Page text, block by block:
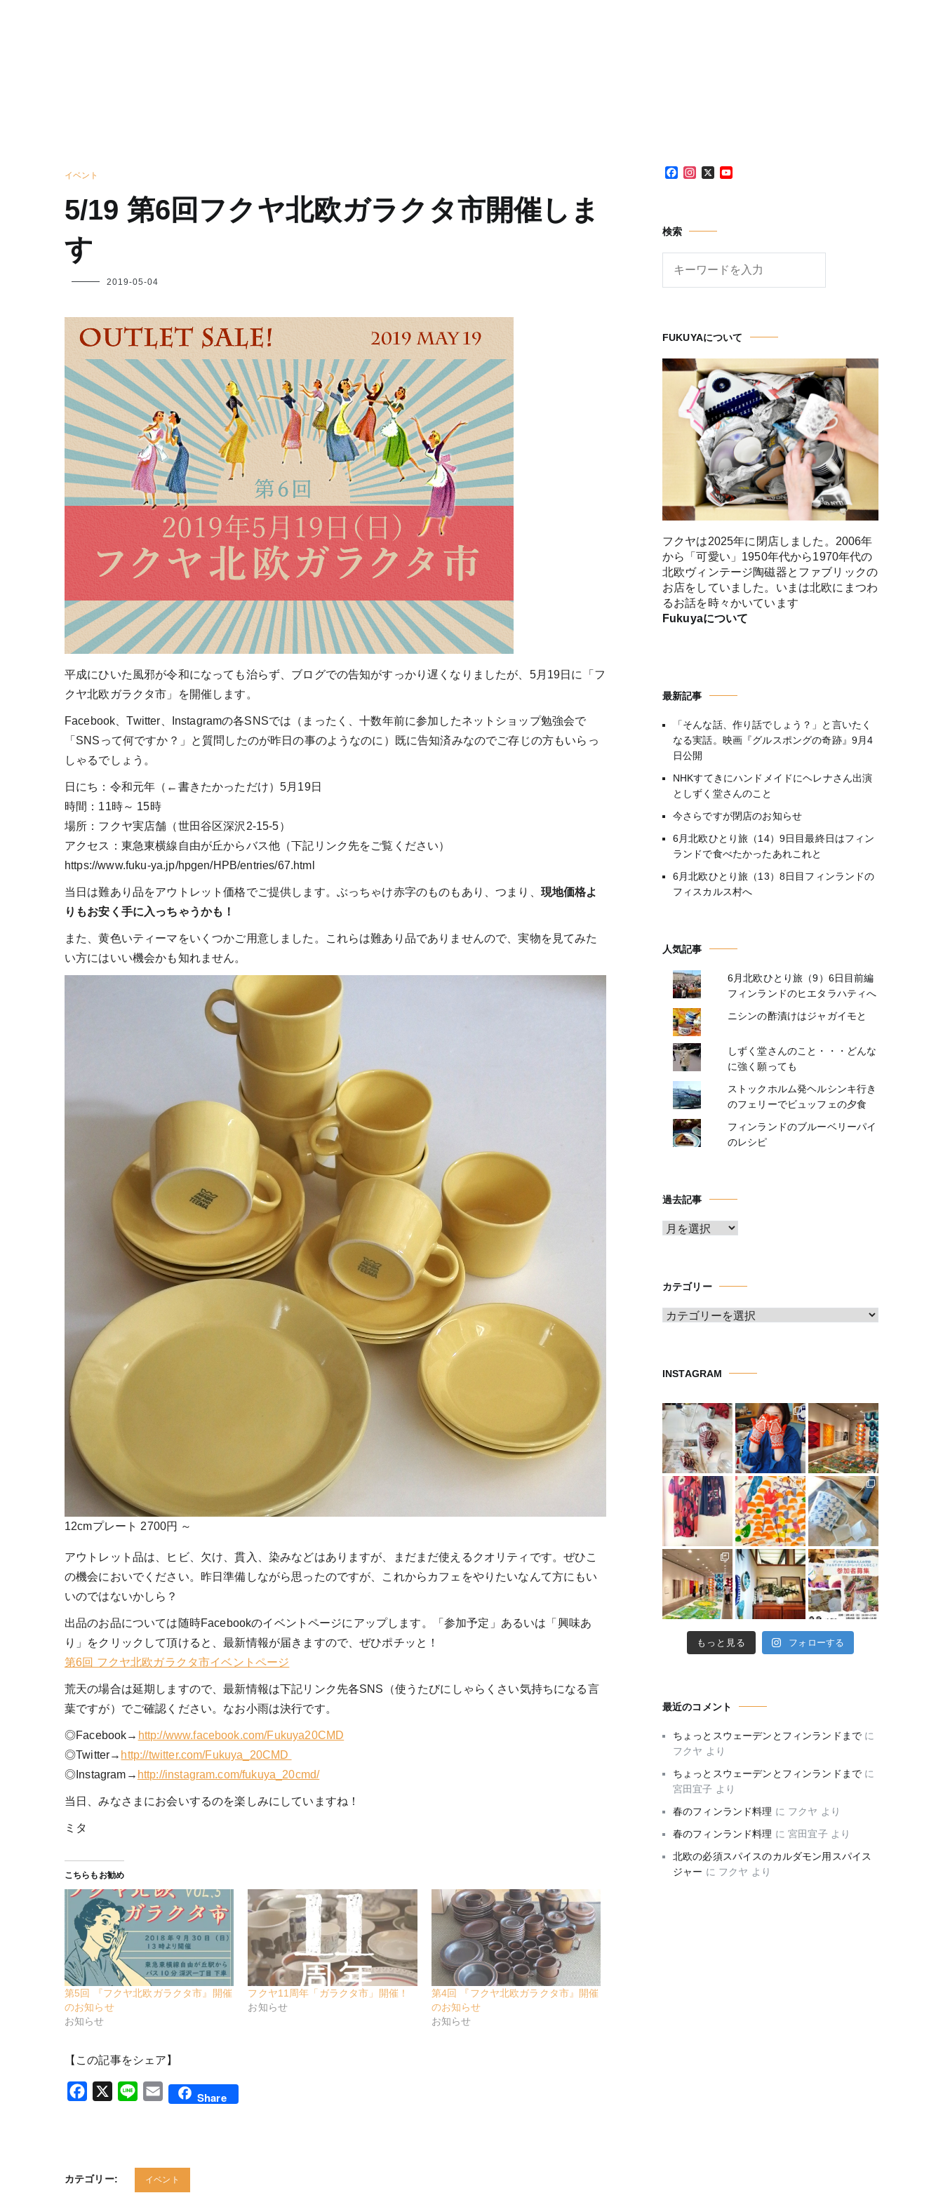
イベント
5/19 第6回フクヤ北欧ガラクタ市開催しま
す
フ
2019-05-04
平成にひいた風邪が令和になっても治らず、ブログでの告知がすっかり遅くなりましたが、5月19日に「フ
クヤ北欧ガラクタ市」を開催します。
Facebook、Twitter、Instagramの各SNSでは（まったく、十数年前に参加したネットショップ勉強会で
「SNSって何ですか？」と質問したのが昨日の事のようなのに）既に告知済みなのでご存じの方もいらっ
しゃるでしょう。
日にち：令和元年（←書きたかっただけ）5月19日
時間：11時～ 15時
場所：フクヤ実店舗（世田谷区深沢2-15-5）
アクセス：東急東横線自由が丘からバス他（下記リンク先をご覧ください）
https://www.fuku-ya.jp/hpgen/HPB/entries/67.html
当日は難あり品をアウトレット価格でご提供します。ぶっちゃけ赤字のものもあり、つまり、 現地価格よ
りもお安く手に入っちゃうかも！
また、黄色いティーマをいくつかご用意しました。これらは難あり品でありませんので、実物を見てみた
い方にはいい機会かも知れません。
12cmプレート 2700円 ～
アウトレット品は、ヒビ、欠け、貫入、染みなどはありますが、まだまだ使えるクオリティです。ぜひこ
の機会においでください。昨日準備しながら思ったのですが、これからカフェをやりたいなんて方にもい
いのではないかしら？
出品のお品については随時Facebookのイベントページにアップします。「参加予定」あるいは「興味あ
り」をクリックして頂けると、最新情報が届きますので、ぜひポチッと！
第6回 フクヤ北欧ガラクタ市イベントページ
荒天の場合は延期しますので、最新情報は下記リンク先各SNS（使うたびにしゃらくさい気持ちになる言
葉ですが）でご確認ください。なお小雨は決行です。
◎Facebook→ http://www.facebook.com/Fukuya20CMD
◎Twitter→ http://twitter.com/Fukuya_20CMD
◎Instagram→ http://instagram.com/fukuya_20cmd/
当日、みなさまにお会いするのを楽しみにしていますね！
ミタ
こちらもお勧め
第5回 『フクヤ北欧ガラクタ市』開催
のお知らせ
お知らせ
フクヤ11周年「ガラクタ市」開催！
お知らせ
第4回 『フクヤ北欧ガラクタ市』開催
のお知らせ
お知らせ
【この記事をシェア】
Facebook
X Line Email Share
カテゴリー: イベント
Facebook
Instagram
X
検索
FUKUYAについて
フクヤは2025年に閉店しました。2006年
から「可愛い」1950年代から1970年代の
北欧ヴィンテージ陶磁器とファブリックの
お店をしていました。いまは北欧にまつわ
るお話を時々かいています
Fukuyaについて
最新記事
「そんな話、作り話でしょう？」と言いたく
なる実話。映画『グルスポングの奇跡』9月4
日公開
NHKすてきにハンドメイドにヘレナさん出演
としずく堂さんのこと
今さらですが閉店のお知らせ
6月北欧ひとり旅（14）9日目最終日はフィン
ランドで食べたかったあれこれと
6月北欧ひとり旅（13）8日目フィンランドの
フィスカルス村へ
人気記事
6月北欧ひとり旅（9）6日目前編
フィンランドのヒエタラハティへ
ニシンの酢漬けはジャガイモと
しずく堂さんのこと・・・どんな
に強く願っても
ストックホルム発ヘルシンキ行き
のフェリーでビュッフェの夕食
フィンランドのブルーベリーパイ
のレシピ
過去記事
ア
ブ
カテゴリー
カ
ー
INSTAGRAM
もっと見る フォローする
最近のコメント
ちょっとスウェーデンとフィンランドまで に
フクヤ より
ちょっとスウェーデンとフィンランドまで に
宮田宜子 より
春のフィンランド料理 に フクヤ より
春のフィンランド料理 に宮田宜子 より
北欧の必須スパイスのカルダモン用スパイス
ジャー に フクヤ より